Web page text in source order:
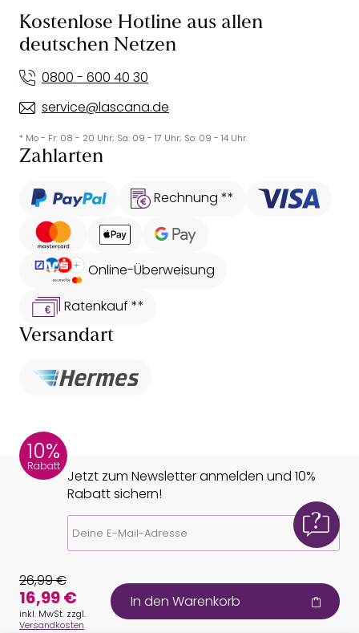
Kostenlose Hotline aus allen
deutschen Netzen
0800 - 600 40 30
service@lascana.de
* Mo - Fr: 08 - 20 Uhr; Sa: 09 - 17 Uhr; So: 09 - 14 Uhr.
Zahlarten
Rechnung **
Online-Überweisung
Ratenkauf **
Versandart
10%
Rabatt
Jetzt zum Newsletter anmelden und 10%
Rabatt sichern!
Jetzt anmelden
26,99 €
16,99 €
inkl. MwSt. zzgl.
Versandkosten
In den Warenkorb